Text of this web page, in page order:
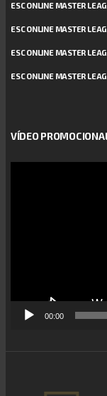
ESC ONLINE MASTER
ESC ONLINE MASTER
ESC ONLINE MASTER
ESC ONLINE MASTER
VÍDEO
00:00